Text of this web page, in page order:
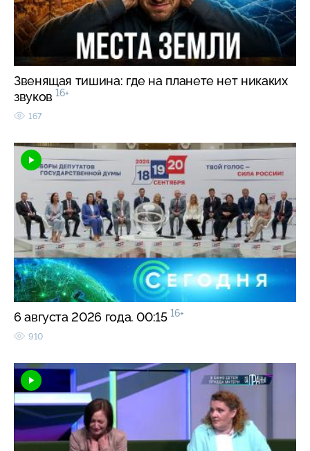
Звенящая тишина: где на планете нет никаких
звуков 16+
167
6 августа 2026 года. 00:15 16+
910